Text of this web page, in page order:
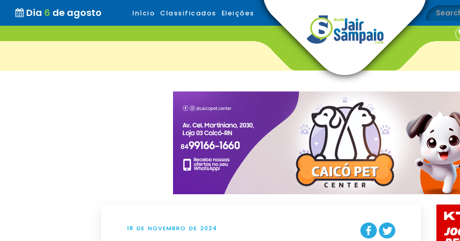
Dia 6 de agosto Início Classificados Eleições
18 DE NOVEMBRO DE 2024